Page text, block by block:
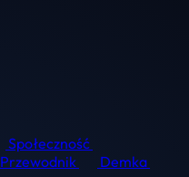
Społeczność
Przewodnik
Demka